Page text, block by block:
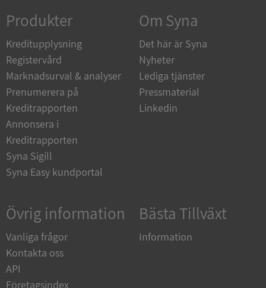
Produkter
Kreditupplysning
Registervård
Marknadsurval & analyser
Prenumerera på
Kreditrapporten
Annonsera i
Kreditrapporten
Syna Sigill
Syna Easy kundportal
Om Syna
Det här är Syna
Nyheter
Lediga tjänster
Pressmaterial
Linkedin
Övrig information
Vanliga frågor
Kontakta oss
API
Företagsindex
Bästa Tillväxt
Information
Corporation
de.syna.se
ARRAffinity
Corporation
__RequestVerificationToken
Microsoft
Corporation